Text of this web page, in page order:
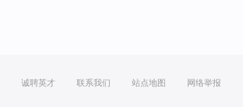
诚聘英才 联系我们 站点地图 网络举报